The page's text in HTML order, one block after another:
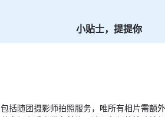
小贴士，提提你
括随团摄影师拍照服务，唯所有相片需额外